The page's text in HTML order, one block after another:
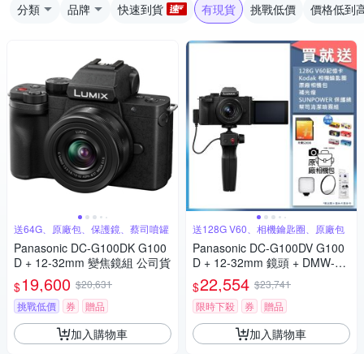
分類 品牌 快速到貨 有現貨 挑戰低價 價格低到
送64G、原廠包、保護鏡、蔡司噴罐
Panasonic DC-G100DK G100
D + 12-32mm 變焦鏡組 公司貨
$19,600 $20,631
挑戰低價
券 贈品
加入購物車
送128G V60、相機鑰匙圈、原廠包
Panasonic DC-G100DV G100
D + 12-32mm 鏡頭 + DMW-SH
GR2 三腳架握把組 公司貨
$22,554 $23,741
限時下殺
券 贈品
加入購物車